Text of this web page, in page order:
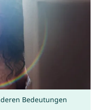
Bedeutungen